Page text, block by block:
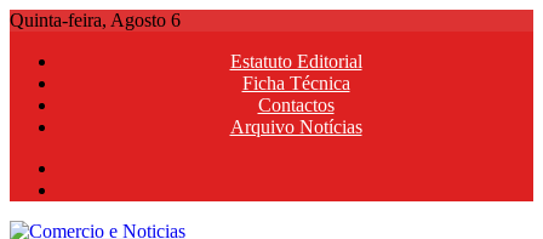
Skip
content
Quinta-feira, Agosto 6
Estatuto Editorial
Ficha Técnica
Contactos
Arquivo Notícias